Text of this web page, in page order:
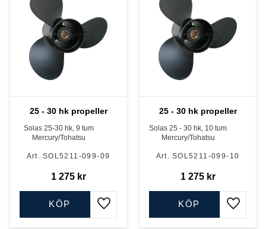
25 - 30 hk propeller
Solas 25-30 hk, 9 tum
Mercury/Tohatsu
SOL5211-099-09
1 275kr
Lägg till i favoriter
KÖP
25 - 30 hk propeller
Solas 25 - 30 hk, 10 tum
Mercury/Tohatsu
SOL5211-099-10
1 275kr
Lägg
KÖP